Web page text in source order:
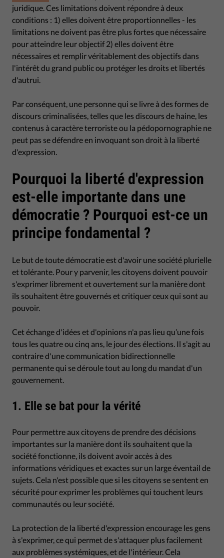
juridique. Ces limitations doivent répondre à deux
conditions : 1) elles doivent être proportionnelles - les
limitations ne doivent pas être plus fortes que nécessaire
pour atteindre leur objectif 2) elles doivent être
nécessaires et remplir véritablement des objectifs dans
l'intérêt du grand public ou protéger les droits et libertés
d'autrui.
Par conséquent, une personne qui se livre à des formes de
discours criminalisées, telles que les discours de haine, les
contenus à caractère terroriste ou la pédopornographie ne
peut pas se défendre en invoquant son droit à la liberté
d'expression.
Pourquoi la liberté d'expression
est-elle importante dans une
démocratie ? Pourquoi est-ce un
principe fondamental ?
Le but de toute démocratie est d'avoir une société plurielle
et tolérante. Pour y parvenir, les citoyens doivent pouvoir
s'exprimer librement et ouvertement sur la manière dont
ils souhaitent être gouvernés et critiquer ceux qui sont au
pouvoir.
Cet échange d'idées et d'opinions n'a pas lieu qu’une fois
tous les quatre ou cinq ans, le jour des élections. Il s'agit au
contraire d'une communication bidirectionnelle
permanente qui se déroule tout au long du mandat d'un
gouvernement.
1. Elle se bat pour la vérité
Pour permettre aux citoyens de prendre des décisions
importantes sur la manière dont ils souhaitent que la
société fonctionne, ils doivent avoir accès à des
informations véridiques et exactes sur un large éventail de
sujets. Cela n'est possible que si les citoyens se sentent en
sécurité pour exprimer les problèmes qui touchent leurs
communautés ou leur société.
La protection de la liberté d'expression encourage les gens
à s'exprimer, ce qui permet de s'attaquer plus facilement
aux problèmes systémiques, et de l'intérieur. Cela